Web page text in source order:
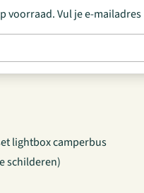
voorraad. Vul je e-
lightbox camperbus
schilderen)